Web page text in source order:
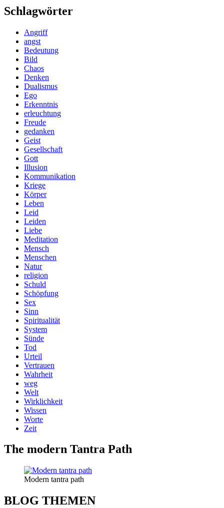
Schlagwörter
Angriff
angst
Bedeutung
Bild
Chaos
Denken
Dualismus
Ego
Erkenntnis
erleuchtung
Freude
gedanken
Geist
Gesellschaft
Gott
Illusion
Kommunikation
Kriege
Körper
Leben
Leid
Leiden
Liebe
Meditation
Mensch
Menschen
Natur
religion
Schuld
Schöpfung
Sex
Sinn
Spiritualität
System
Sünde
Tod
Urteil
Vertrauen
Wahrheit
weg
Welt
Wirklichkeit
Wissen
Worte
Zeit
The modern Tantra Path
Modern tantra path
BLOG THEMEN